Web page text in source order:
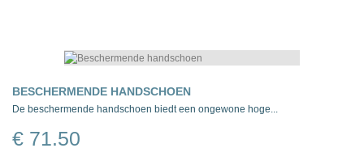
BESCHERMENDE HANDSCHOEN
De beschermende handschoen biedt een ongewone hoge...
€ 71.50